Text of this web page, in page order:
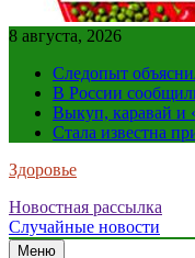
8 августа, 2026
Следопыт
В России
Выкуп, каравай и
Стала известна
Здоровье
Новостная рассылка
Случайные новости
Меню